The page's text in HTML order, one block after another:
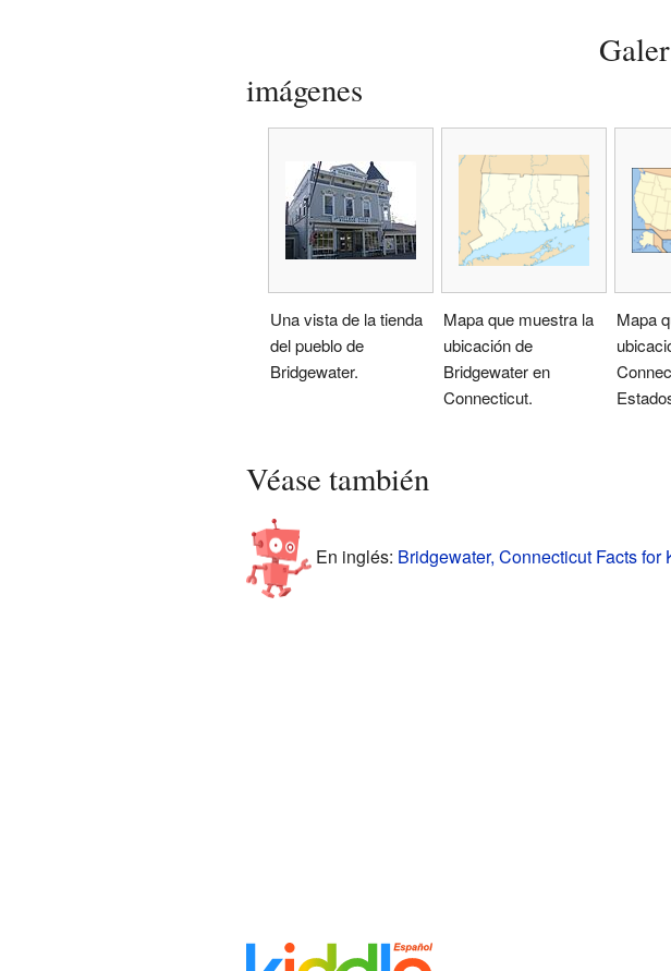
imágenes
Una vista de la tienda
del pueblo de
Bridgewater.
Mapa que muestra la
ubicación de
Bridgewater en
Connecticut.
Mapa
Véase también
En inglés: Bridgewater, Connecticut Facts for